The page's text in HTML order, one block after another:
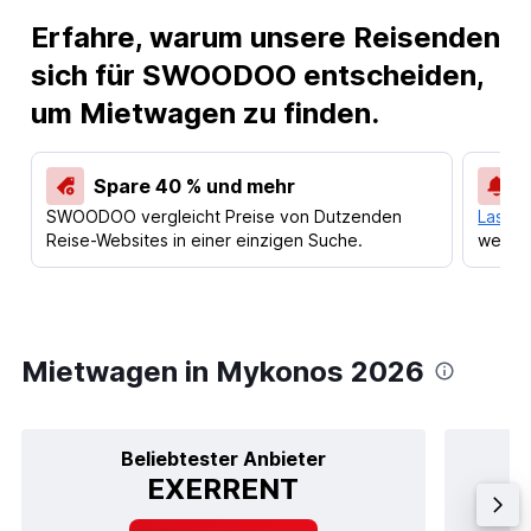
Erfahre, warum unsere Reisenden
sich für SWOODOO entscheiden,
um Mietwagen zu finden.
Spare 40 % und mehr
SWOODOO vergleicht Preise von Dutzenden
Reise-Websites in einer einzigen Suche.
Lass
Mietwagen in Mykonos 2026
Beliebtester Anbieter
EXERRENT